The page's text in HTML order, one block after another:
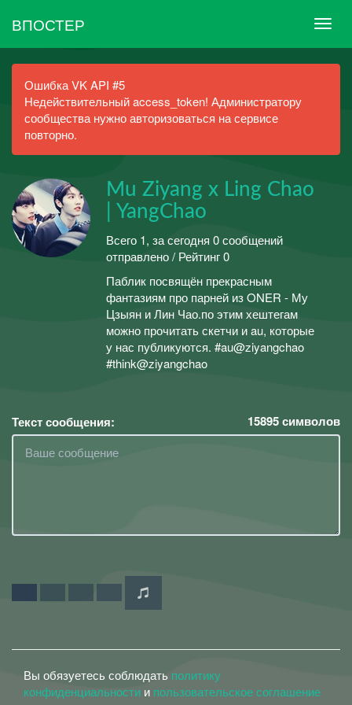
ВПОСТЕР
Ошибка VK API #5
Недействительный access_token! Администратору
сообщества нужно авторизоваться на сервисе
повторно.
Mu Ziyang x Ling Chao
| YangChao
Всего 1, за сегодня 0 сообщений
отправлено / Рейтинг 0
Паблик посвящён прекрасным
фантазиям про парней из ONER - Му
Цзыян и Лин Чао.по этим хештегам
можно прочитать скетчи и au, которые
у нас публикуются. #au@ziyangchao
#think@ziyangchao
Текст сообщения: 15895символов
Вы обязуетесь соблюдать политику
конфиденциальности и пользовательское соглашение